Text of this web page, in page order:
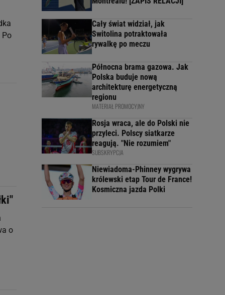
Po
o
Cały świat widział, jak
Switolina potraktowała
rywalkę po meczu
Północna brama gazowa. Jak
Polska buduje nową
architekturę energetyczną
regionu
MATERIAŁ PROMOCYJNY
Rosja wraca, ale do Polski nie
przyleci. Polscy siatkarze
reagują. "Nie rozumiem"
SUBSKRYPCJA
Niewiadoma-Phinney wygrywa
królewski etap Tour de France!
Kosmiczna jazda Polki